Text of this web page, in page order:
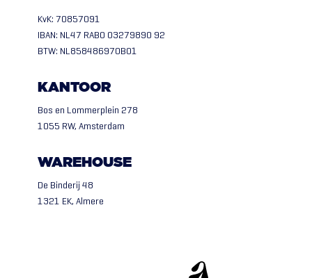
KvK: 70857091
IBAN: NL47 RABO 03279890 92
BTW: NL858486970B01
KANTOOR
Bos en Lommerplein 278
1055 RW, Amsterdam
WAREHOUSE
De Binderij 48
1321 EK, Almere